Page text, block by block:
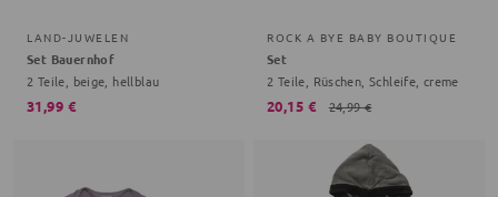
LAND-JUWELEN
Set Bauernhof
2 Teile, beige, hellblau
31,99 €
ROCK A BYE BABY BOUTIQUE
Set
2 Teile, Rüschen, Schleife, creme
20,15 € 24,99 €